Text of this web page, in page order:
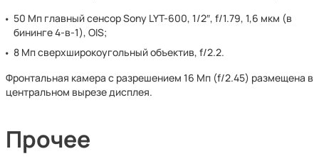
50 Мп главный сенсор Sony LYT-600, 1/2″, f/1.79, 1,6 мкм (в
бининге 4-в-1), OIS;
8 Мп сверхширокоугольный объектив, f/2.2.
Фронтальная камера с разрешением 16 Мп (f/2.45) размещена в
центральном вырезе дисплея.
Прочее